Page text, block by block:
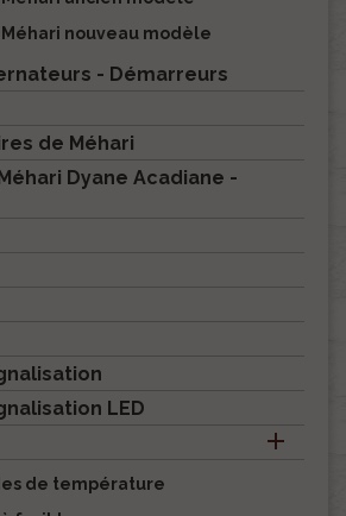
nouveau modèle
- Démarreurs
de Méhari
Dyane Acadiane -
LED

de température